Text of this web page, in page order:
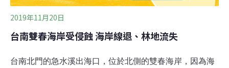
2019年11月20日
台南雙春海岸受侵蝕 海岸線退、林地流失
台南北門的急水溪出海口，位於北側的雙春海岸，因為海